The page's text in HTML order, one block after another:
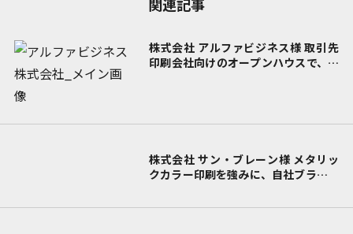
株式会社 アルファビジネス様 取引先
印刷会社向けのオープンハウスで、 印
株式会社 サン・ブレーン様 メタリッ
クカラー印刷を強みに、 自社ブランド